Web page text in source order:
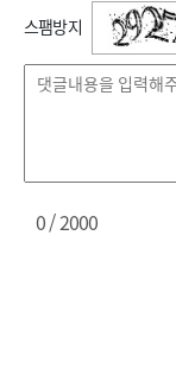
스팸방지
0/ 2000